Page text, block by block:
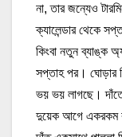
না, তার জন্যেও
ক্যালেন্ডার থেকে
কিংবা নতুন ব্যাঙ্ক
সপ্তাহ পর। ঘোড়ার
ভয় ভয় লাগছে।
দুয়েক আগে একরকম